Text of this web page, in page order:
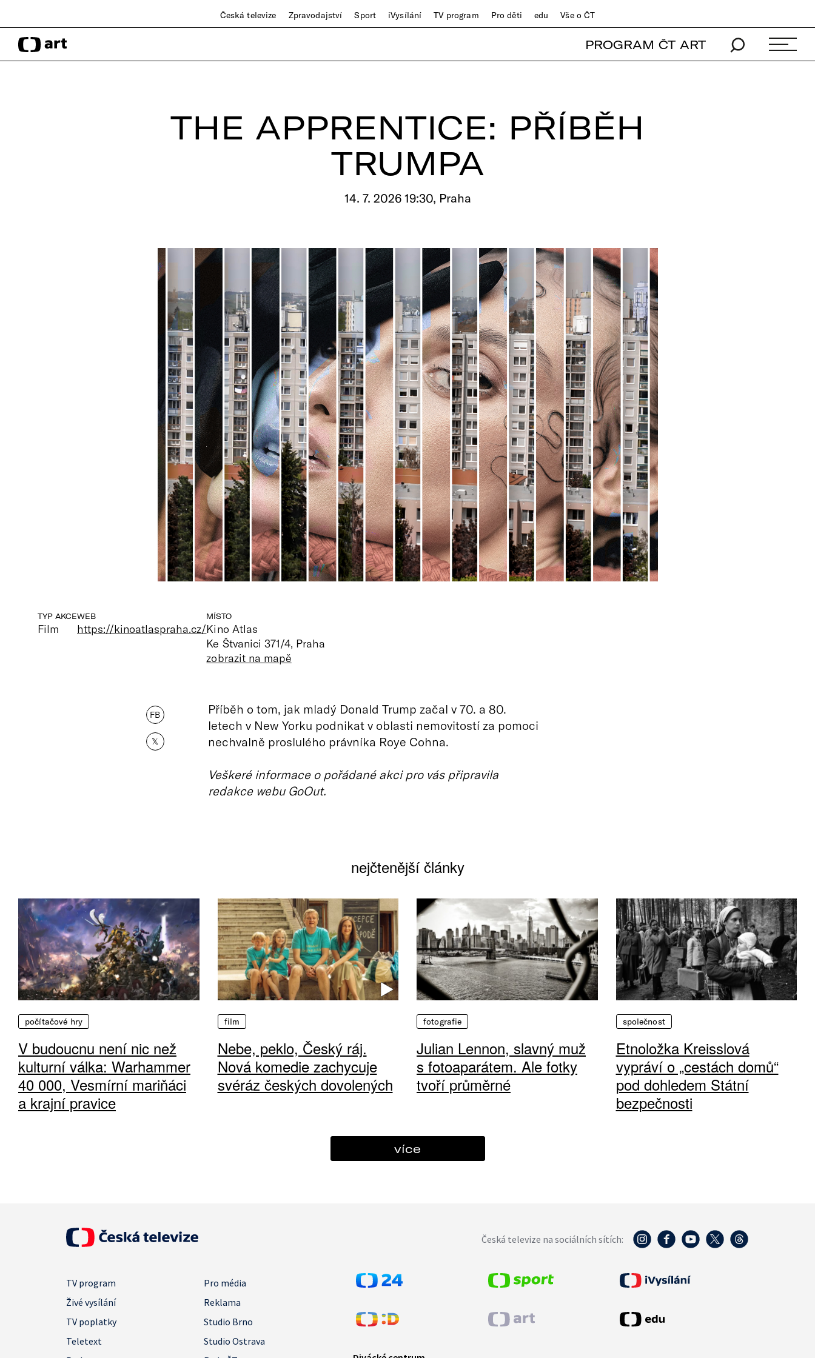
Česká televize Zpravodajství Sport iVysílání TV program Pro děti edu Vše o ČT
PROGRAM ČT ART
THE APPRENTICE: PŘÍBĚH
TRUMPA
14. 7. 2026 19:30, Praha
TYP AKCE
Film
WEB
https://kinoatlaspraha.cz/
MÍSTO
Kino Atlas
Ke Štvanici 371/4, Praha
zobrazit na mapě
FB
𝕏
Příběh o tom, jak mladý Donald Trump začal v 70. a 80.
letech v New Yorku podnikat v oblasti nemovitostí za pomoci
nechvalně proslulého právníka Roye Cohna.
Veškeré informace o pořádané akci pro vás připravila
redakce webu GoOut.
nejčtenější články
počítačové hry
V budoucnu není nic než
kulturní válka: Warhammer
40 000, Vesmírní mariňáci
a krajní pravice
film
Nebe, peklo, Český ráj.
Nová komedie zachycuje
svéráz českých dovolených
fotografie
Julian Lennon, slavný muž
s fotoaparátem. Ale fotky
tvoří průměrné
společnost
Etnoložka Kreisslová
vypráví o „cestách domů“
pod dohledem Státní
bezpečnosti
více
Česká televize na sociálních sítích:
TV program
Pro média
Živé vysílání
Reklama
TV poplatky
Studio Brno
Teletext
Studio Ostrava